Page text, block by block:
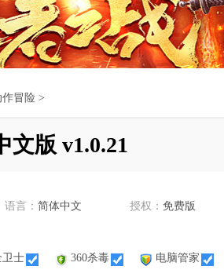
作冒险 >
文版 v1.0.21
语言： 简体中文 授权： 免费版
卫士 360杀毒 电脑管家